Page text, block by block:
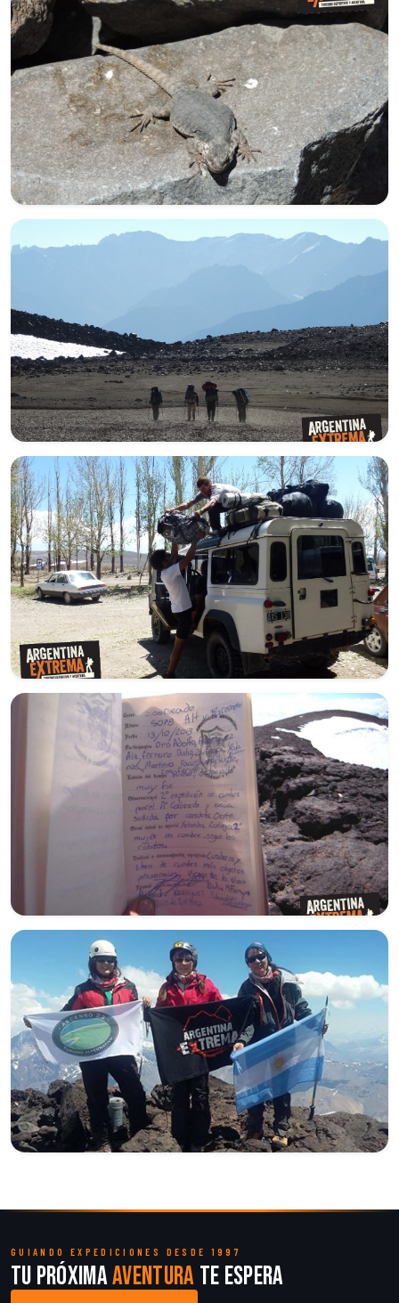
GUIANDO EXPEDICIONES DESDE 1997
Tu próximaaventura te espera